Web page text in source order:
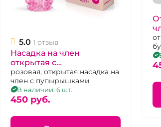
5.0 1 отзыв
Насадка на член
открытая с
пупырышками "Sexy
Friend" розовая
розовая, открытая насадка на
член с пупырышками
В наличии: 6 шт.
450 pуб.